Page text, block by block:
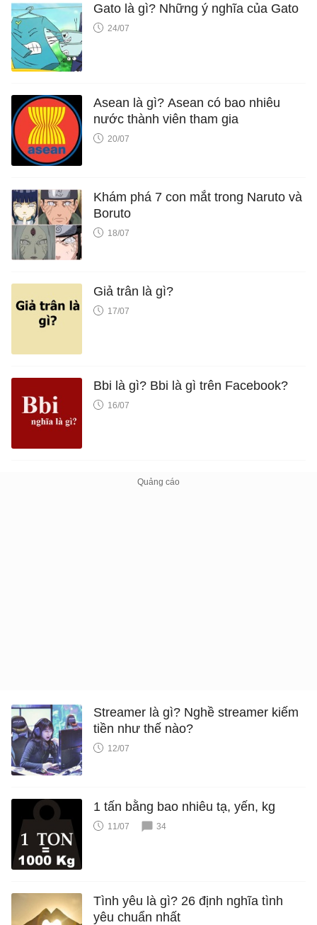
Gato là gì? Những ý nghĩa của Gato
24/07
Asean là gì? Asean có bao nhiêu
nước thành viên tham gia
20/07
Khám phá 7 con mắt trong Naruto và
Boruto
18/07
Giả trân là gì?
17/07
Bbi là gì? Bbi là gì trên Facebook?
16/07
Streamer là gì? Nghề streamer kiếm
tiền như thế nào?
12/07
1 tấn bằng bao nhiêu tạ, yến, kg
11/07 34
Tình yêu là gì? 26 định nghĩa tình
yêu chuẩn nhất